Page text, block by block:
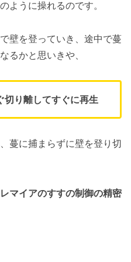
ように操れるのです。
壁を登っていき、途中で蔓
るかと思いきや、
切り離してすぐに再生
蔓に捕まらずに壁を登り切
マイアのすすの制御の精密